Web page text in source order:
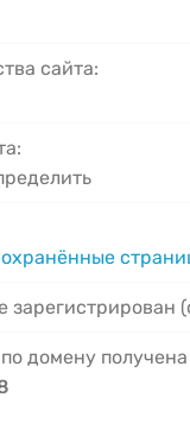
сайта:
зарегистрирован
домену получена